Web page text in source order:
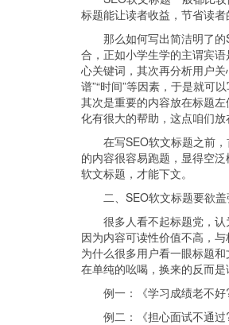
标题能让读者收益，节省读
那么如何写出简洁明了
合，正如小学生学的主谓宾
心关键词，其次再分析用户
谱”“时间”等因素，于是就可
其次是重要的内容放在标题
化有很大的帮助，这点咱们放
在写SEO软文标题之前
的内容很容易跑题，显得空
软文标题，才能下文。
二、SEO软文标题要欲
很多人看不起标题党，
因为内容可读性价值不高，
为什么很多用户看一眼标题
在单纯的吆喝，换来的反而
例一：《学习成绩老不好
例二：《担心面试不通过